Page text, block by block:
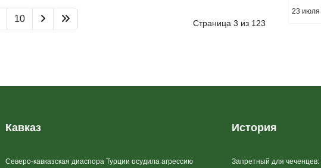
Страница 3 из 123
10
23 июля
Кавказ
Северо-кавказская диаспора Турции осудила агрессию
История
Запретный для чеченцев: